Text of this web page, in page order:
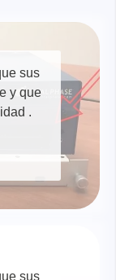
sus
y que
.
sus